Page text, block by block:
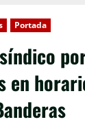
Portada
en